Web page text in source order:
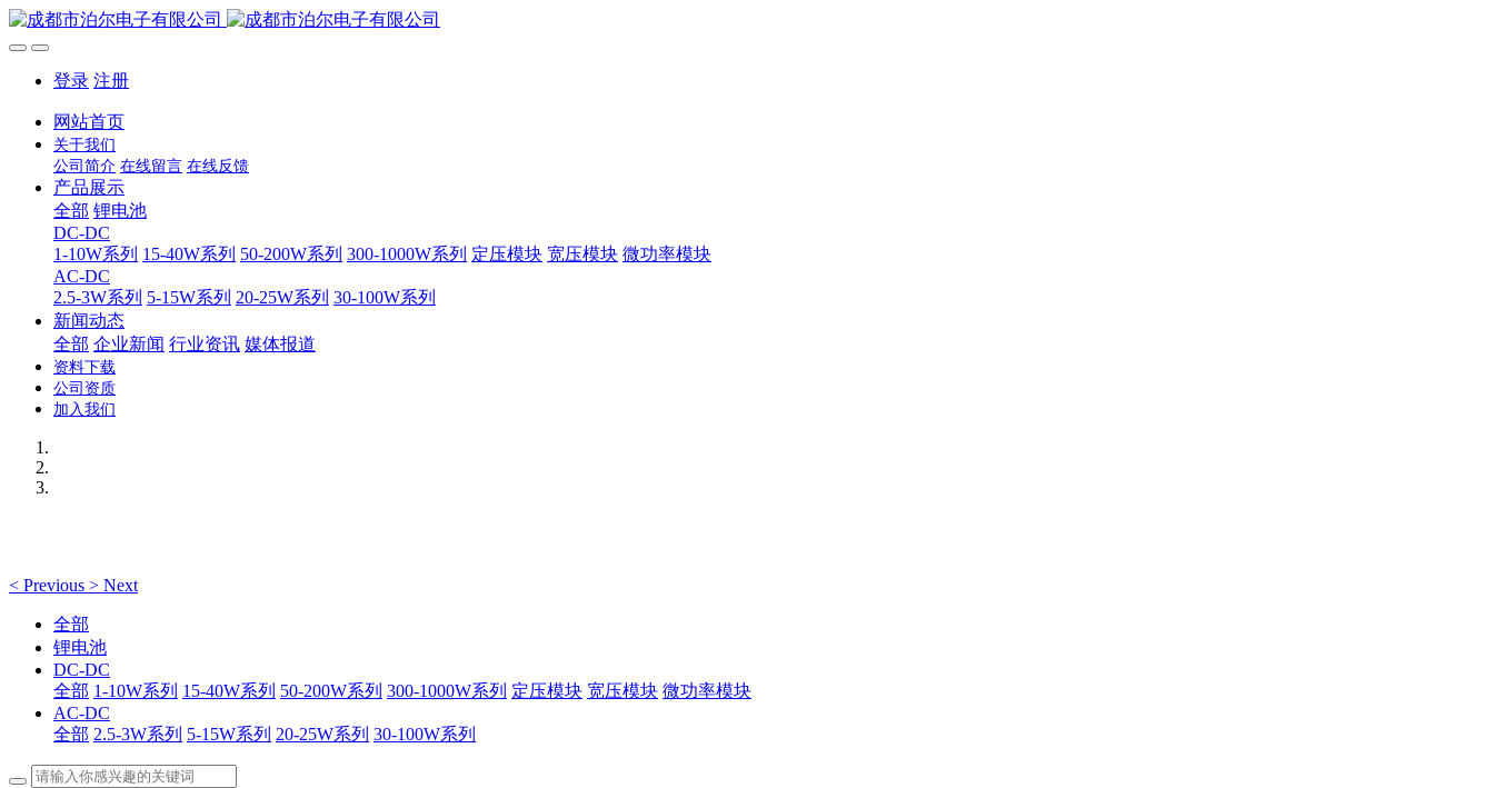
登录 注册
网站首页
关于我们
公司简介 在线留言 在线反馈
产品展示
全部 锂电池
DC-DC
1-10W系列 15-40W系列 50-200W系列 300-1000W系列 定压模块 宽压模块 微功率模块
AC-DC
2.5-3W系列 5-15W系列 20-25W系列 30-100W系列
新闻动态
全部 企业新闻 行业资讯 媒体报道
资料下载
公司资质
加入我们
< Previous > Next
全部
锂电池
DC-DC
全部 1-10W系列 15-40W系列 50-200W系列 300-1000W系列 定压模块 宽压模块 微功率模块
AC-DC
全部 2.5-3W系列 5-15W系列 20-25W系列 30-100W系列